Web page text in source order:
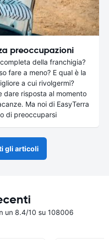
preoccupazioni
della franchigia?
fare a meno? E qual è la
a cui rivolgermi?
dare risposta al momento
Ma noi di EasyTerra
di preoccuparsi
gli articoli
un 8.4/10 su 108006